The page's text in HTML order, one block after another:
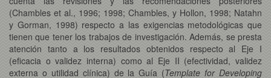
(Chambles et al., 1996; 1998; Chambles, y Hollon, 1998; Natahn
y Gorman, 1998) respecto a las exigencias metodológicas que
tienen que tener los trabajos de investigación. Además, se presta
atención tanto a los resultados obtenidos respecto al Eje I
(eficacia o validez interna) como al Eje II (efectividad, validez
externa o utilidad clínica) de la Guía (Template for Developing